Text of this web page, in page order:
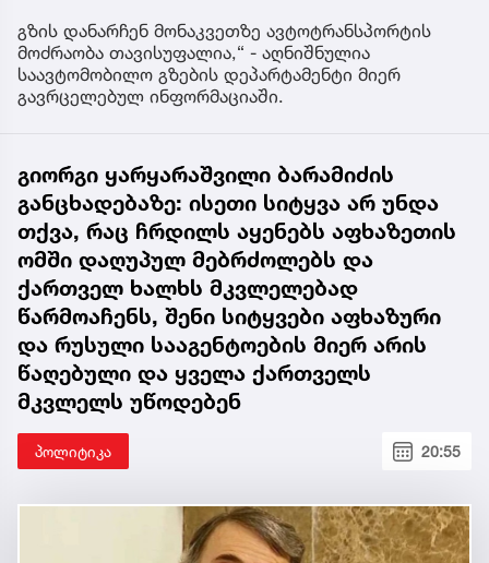
გზის დანარჩენ მონაკვეთზე ავტოტრანსპორტის
მოძრაობა თავისუფალია,“ - აღნიშნულია
საავტომობილო გზების დეპარტამენტი მიერ
გავრცელებულ ინფორმაციაში.
გიორგი ყარყარაშვილი ბარამიძის
განცხადებაზე: ისეთი სიტყვა არ უნდა
თქვა, რაც ჩრდილს აყენებს აფხაზეთის
ომში დაღუპულ მებრძოლებს და
ქართველ ხალხს მკვლელებად
წარმოაჩენს, შენი სიტყვები აფხაზური
და რუსული სააგენტოების მიერ არის
წაღებული და ყველა ქართველს
მკვლელს უწოდებენ
პოლიტიკა 20:55